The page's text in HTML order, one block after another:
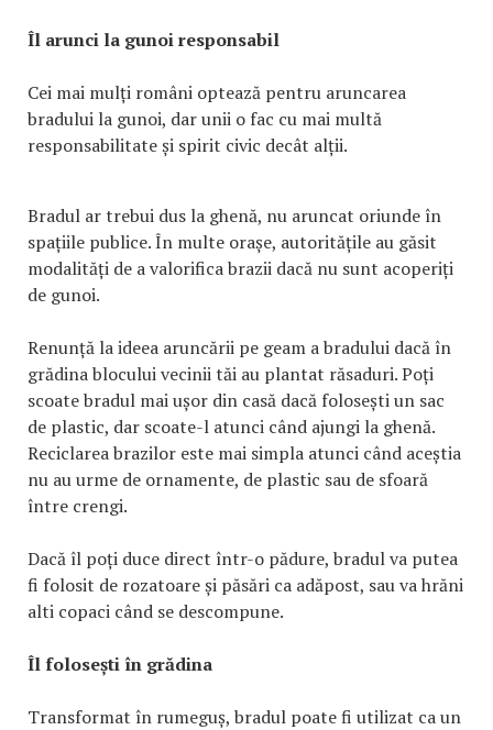
Îl arunci la gunoi responsabil
Cei mai mulți români optează pentru aruncarea
bradului la gunoi, dar unii o fac cu mai multă
responsabilitate și spirit civic decât alții.
Bradul ar trebui dus la ghenă, nu aruncat oriunde în
spațiile publice. În multe orașe, autoritățile au găsit
modalități de a valorifica brazii dacă nu sunt acoperiți
de gunoi.
Renunță la ideea aruncării pe geam a bradului dacă în
grădina blocului vecinii tăi au plantat răsaduri. Poți
scoate bradul mai ușor din casă dacă folosești un sac
de plastic, dar scoate-l atunci când ajungi la ghenă.
Reciclarea brazilor este mai simpla atunci când aceștia
nu au urme de ornamente, de plastic sau de sfoară
între crengi.
Dacă îl poți duce direct într-o pădure, bradul va putea
fi folosit de rozatoare și păsări ca adăpost, sau va hrăni
alti copaci când se descompune.
Îl folosești în grădina
Transformat în rumeguș, bradul poate fi utilizat ca un